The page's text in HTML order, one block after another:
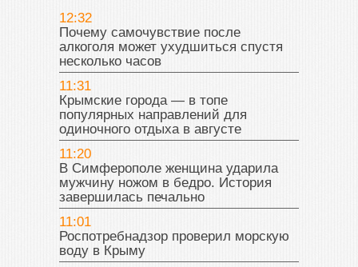
12:32
Почему самочувствие после
алкоголя может ухудшиться спустя
несколько часов
11:31
Крымские города — в топе
популярных направлений для
одиночного отдыха в августе
11:20
В Симферополе женщина ударила
мужчину ножом в бедро. История
завершилась печально
11:01
Роспотребнадзор проверил морскую
воду в Крыму